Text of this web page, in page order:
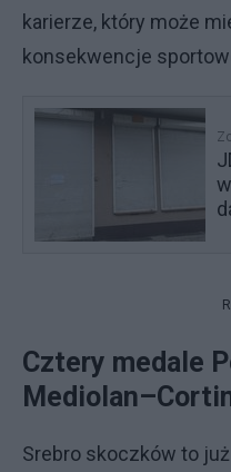
karierze, który może
konsekwencje
Cztery medale
Srebro skoczków to